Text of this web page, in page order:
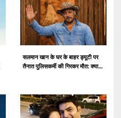
सलमान खान के घर के बाहर ड्यूटी पर
तैनात पुलिसकर्मी की गिरकर मौत: क्या...